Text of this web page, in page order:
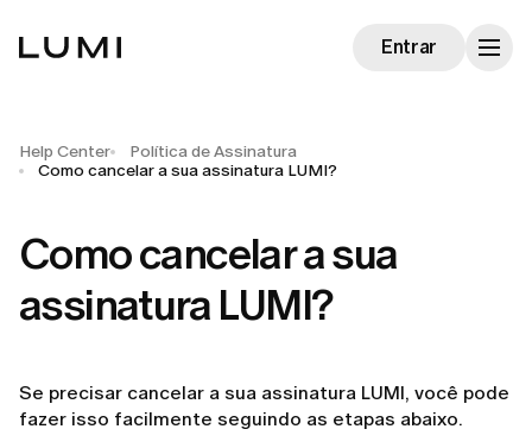
Entrar
Help Center
Política de Assinatura
Como cancelar a sua assinatura LUMI?
Como cancelar a sua
assinatura LUMI?
Se precisar cancelar a sua assinatura LUMI, você pode
fazer isso facilmente seguindo as etapas abaixo.